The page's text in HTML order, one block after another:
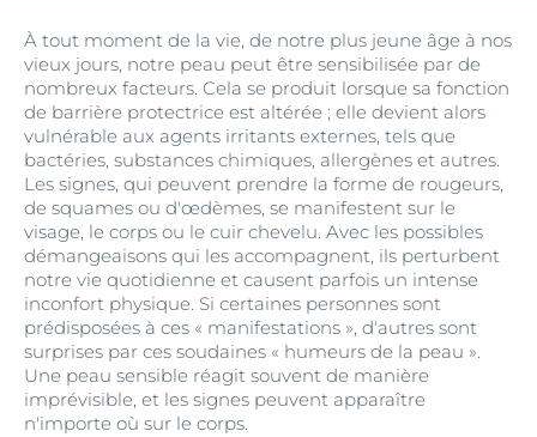
À tout moment de la vie, de notre plus jeune âge à nos
vieux jours, notre peau peut être sensibilisée par de
nombreux facteurs. Cela se produit lorsque sa fonction
de barrière protectrice est altérée ; elle devient alors
vulnérable aux agents irritants externes, tels que
bactéries, substances chimiques, allergènes et autres.
Les signes, qui peuvent prendre la forme de rougeurs,
de squames ou d'œdèmes, se manifestent sur le
visage, le corps ou le cuir chevelu. Avec les possibles
démangeaisons qui les accompagnent, ils perturbent
notre vie quotidienne et causent parfois un intense
inconfort physique. Si certaines personnes sont
prédisposées à ces « manifestations », d'autres sont
surprises par ces soudaines « humeurs de la peau ».
Une peau sensible réagit souvent de manière
imprévisible, et les signes peuvent apparaître
n'importe où sur le corps.